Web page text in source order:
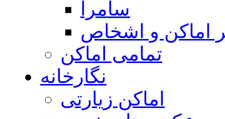
سامرا
اماكن و اشخاص
تمامی اماکن
نگارخانه
اماکن زیارتی